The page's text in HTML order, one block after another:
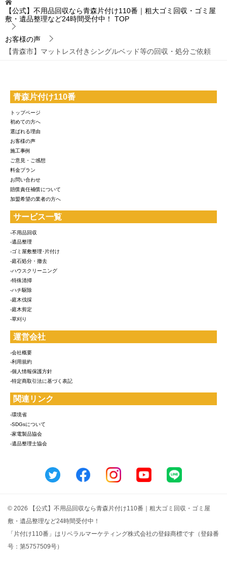
【公式】不用品回収なら青森片付け110番｜粗大ゴミ回収・ゴミ屋
敷・遺品整理など24時間受付中！
TOP
お客様の声
【青森市】マットレス付きシングルベッド等の回収・処分ご依頼
青森片付け110番
トップページ
初めての方へ
選ばれる理由
お客様の声
施工事例
ご意見・ご感想
料金プラン
お問い合わせ
賠償責任補償について
加盟希望の業者の方へ
サービス一覧
-不用品回収
-遺品整理
-ゴミ屋敷整理･片付け
-庭石処分・撤去
-ハウスクリーニング
-特殊清掃
-ハチ駆除
-庭木伐採
-庭木剪定
-草刈り
運営会社
-会社概要
-利用規約
-個人情報保護方針
-特定商取引法に基づく表記
関連リンク
-環境省
-SDGsについて
-家電製品協会
-遺品整理士協会
© 2026 【公式】不用品回収なら青森片付け110番｜粗大ゴミ回収・ゴミ屋
敷・遺品整理など24時間受付中！
「片付け110番」はリベラルマーケティング株式会社の登録商標です（登録番
号：第5757509号）